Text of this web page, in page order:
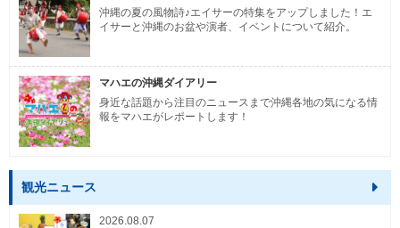
沖縄の夏の風物詩♪エイサーの特集をアップしました！エ
イサーと沖縄のお盆や演者、イベントについて紹介。
マハエの沖縄ダイアリー
身近な話題から注目のニュースまで沖縄各地の気になる情
報をマハエがレポートします！
観光ニュース
2026.08.07